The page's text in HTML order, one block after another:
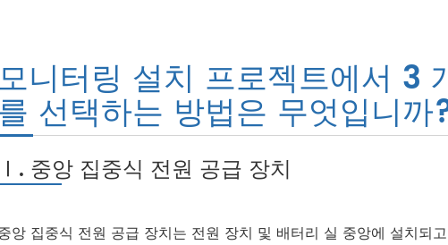
모니터링 설치 프로젝트에서 3
를 선택하는 방법은 무엇입니까
Ⅰ. 중앙 집중식 전원 공급 장치
앙 집중식 전원 공급 장치는 전원 장치 및 배터리 실 중앙에 설치되